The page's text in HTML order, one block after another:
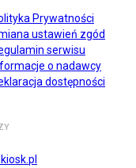
Prywatności
ustawień zgód
serwisu
o nadawcy
dostępności